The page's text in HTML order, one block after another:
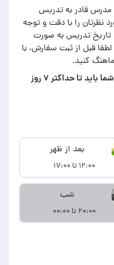
مدرس قادر به تدریس
نظرتان را با دقت و توجه
تاریخ تدریس به صورت
قبل از ثبت سفارش، با
کنید.
در‌ نظر داشته باشید اولین جلسه آموزشی شما باید تا حداکثر ۷ روز
بعد از ظهر
۱۲:۰۰ تا ۱۷:۰۰
شب
۲۰:۰۰ تا ۰۰:۰۰